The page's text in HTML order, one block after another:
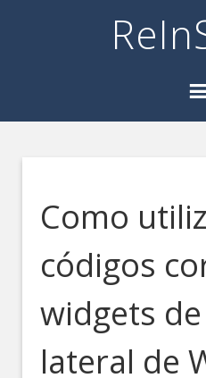
Como
códigos
widgets
lateral de